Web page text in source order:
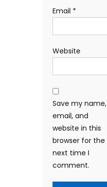
Email *
Website
Save my name,
email, and
website in this
browser for the
next time I
comment.